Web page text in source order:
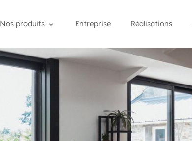
Nos produits Entreprise Réalisations